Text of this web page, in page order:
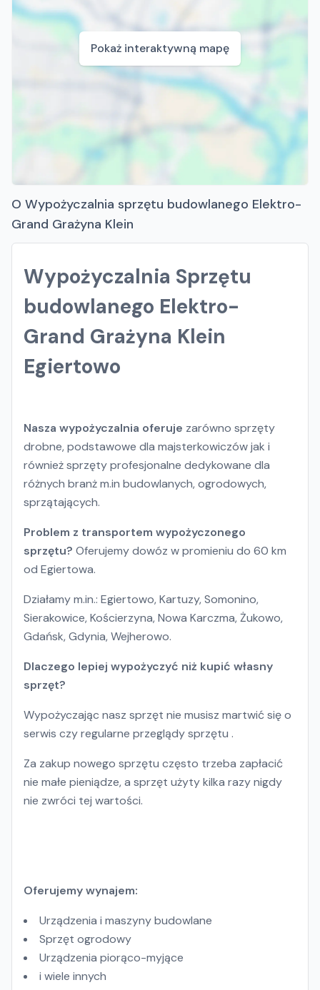
Pokaż interaktywną mapę
O Wypożyczalnia sprzętu budowlanego Elektro-
Grand Grażyna Klein
Wypożyczalnia Sprzętu
budowlanego Elektro-
Grand Grażyna Klein
Egiertowo
Nasza wypożyczalnia oferuje zarówno sprzęty
drobne, podstawowe dla majsterkowiczów jak i
również sprzęty profesjonalne dedykowane dla
różnych branż m.in budowlanych, ogrodowych,
sprzątających.
Problem z transportem wypożyczonego
sprzętu? Oferujemy dowóz w promieniu do 60 km
od Egiertowa.
Działamy m.in.: Egiertowo, Kartuzy, Somonino,
Sierakowice, Kościerzyna, Nowa Karczma, Żukowo,
Gdańsk, Gdynia, Wejherowo.
Dlaczego lepiej wypożyczyć niż kupić własny
sprzęt?
Wypożyczając nasz sprzęt nie musisz martwić się o
serwis czy regularne przeglądy sprzętu .
Za zakup nowego sprzętu często trzeba zapłacić
nie małe pieniądze, a sprzęt użyty kilka razy nigdy
nie zwróci tej wartości.
Oferujemy wynajem:
Urządzenia i maszyny budowlane
Sprzęt ogrodowy
Urządzenia piorąco-myjące
i wiele innych